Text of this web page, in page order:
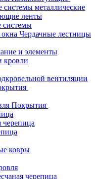
системы металлические
ленты
Чердачные лестницы
и элементы
кровли
вентиляции
Покрытия
черепица
ковры
черепица